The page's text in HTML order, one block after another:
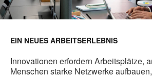
EIN NEUES ARBEITSERLEBNIS
Innovationen erfordern Arbeitsplätze,
Menschen starke Netzwerke